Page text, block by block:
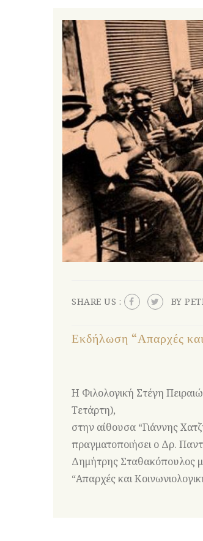
SHARE US : BY
Εκδήλωση “Απαρχές
Η Φιλολογική Στέγη
Τετάρτη),
στην αίθουσα “Γιάννης
πραγματοποιήσει ο Δρ.
Δημήτρης Σταθακόπουλος
“Απαρχές και